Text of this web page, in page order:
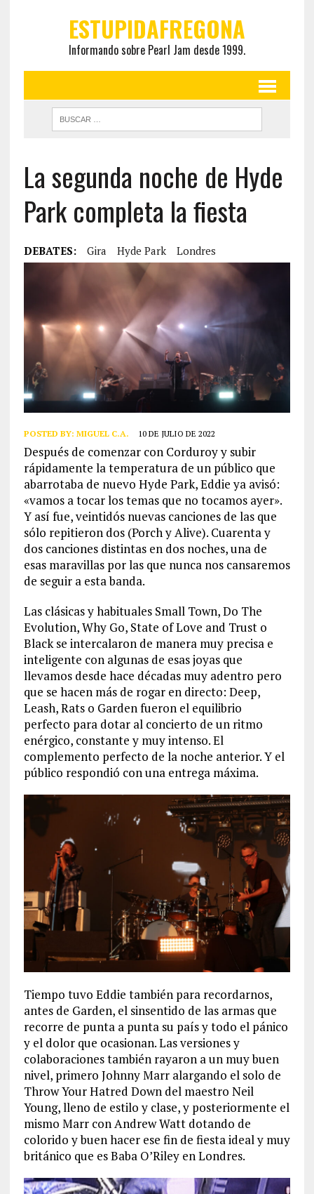
ESTUPIDAFREGONA
Informando sobre Pearl Jam desde 1999.
La segunda noche de Hyde
Park completa la fiesta
DEBATES: Gira Hyde Park Londres
POSTED BY: MIGUEL C.A. 10 DE JULIO DE 2022
Después de comenzar con Corduroy y subir
rápidamente la temperatura de un público que
abarrotaba de nuevo Hyde Park, Eddie ya avisó:
«vamos a tocar los temas que no tocamos ayer».
Y así fue, veintidós nuevas canciones de las que
sólo repitieron dos (Porch y Alive). Cuarenta y
dos canciones distintas en dos noches, una de
esas maravillas por las que nunca nos cansaremos
de seguir a esta banda.
Las clásicas y habituales Small Town, Do The
Evolution, Why Go, State of Love and Trust o
Black se intercalaron de manera muy precisa e
inteligente con algunas de esas joyas que
llevamos desde hace décadas muy adentro pero
que se hacen más de rogar en directo: Deep,
Leash, Rats o Garden fueron el equilibrio
perfecto para dotar al concierto de un ritmo
enérgico, constante y muy intenso. El
complemento perfecto de la noche anterior. Y el
público respondió con una entrega máxima.
Tiempo tuvo Eddie también para recordarnos,
antes de Garden, el sinsentido de las armas que
recorre de punta a punta su país y todo el pánico
y el dolor que ocasionan. Las versiones y
colaboraciones también rayaron a un muy buen
nivel, primero Johnny Marr alargando el solo de
Throw Your Hatred Down del maestro Neil
Young, lleno de estilo y clase, y posteriormente el
mismo Marr con Andrew Watt dotando de
colorido y buen hacer ese fin de fiesta ideal y muy
británico que es Baba O’Riley en Londres.